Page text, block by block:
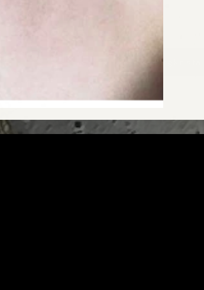
CARA Bergkristall